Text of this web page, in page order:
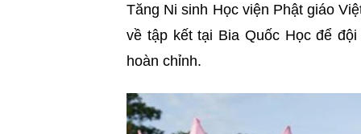
Tăng Ni sinh Học viện Phật giáo
về tập kết tại Bia Quốc Học để
hoàn chỉnh.